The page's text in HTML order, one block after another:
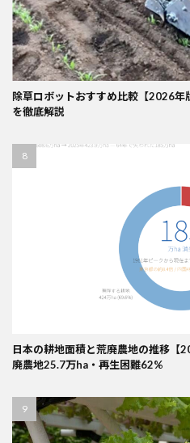
除草ロボットおすすめ比較【2026年
を徹底解説
日本の耕地面積と荒廃農地の推移
廃農地25.7万ha・再生困難62%